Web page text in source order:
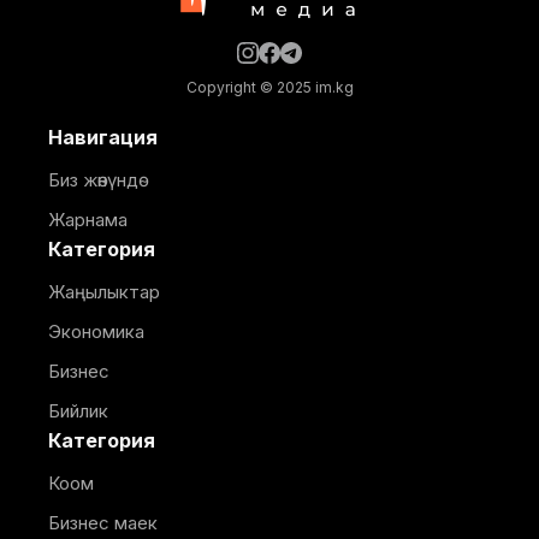
Copyright © 2025 im.kg
Навигация
Биз жөнүндө
Жарнама
Категория
Жаңылыктар
Экономика
Бизнес
Бийлик
Категория
Коом
Бизнес маек